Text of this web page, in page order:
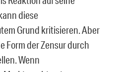
diese
Grund kritisieren. Aber
Form der Zensur durch
Wenn